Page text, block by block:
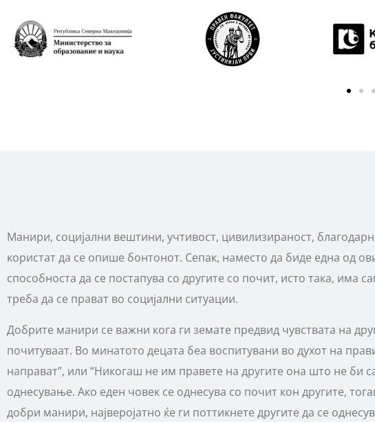
Манири, социјални вештини, учтивост, цивилизираност,
користат да се опише бонтонот. Сепак, наместо да биде една од
способноста да се постапува со другите со почит, исто така,
треба да се прават во социјални ситуации.
Добрите манири се важни кога ги земате предвид чувствата на
почитуваат. Во минатото децата беа воспитувани во духот на
направат”, или “Никогаш не им правете на другите она што не би
однесување. Ако еден човек се однесува со почит кон другите,
добри манири, најверојатно ќе ги поттикнете другите да се